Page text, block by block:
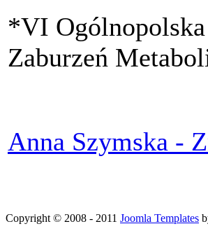
*VI
Zaburzeń
Anna Szymska -
Copyright © 2008 - 2011 Joomla Templates